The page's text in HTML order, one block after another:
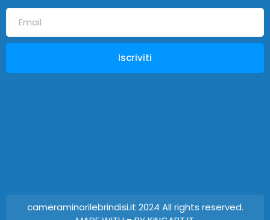
Iscriviti
cameraminorilebrindisi.it 2024 All rights reserved.